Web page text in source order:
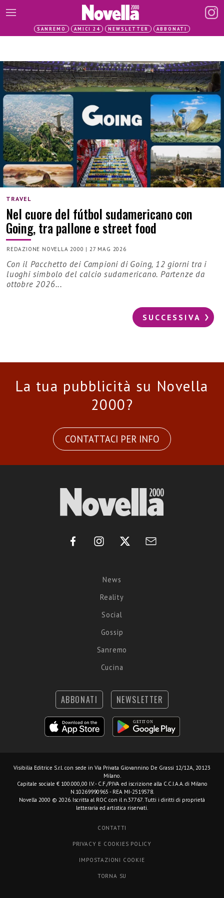
SANREMO AMICI 24 NEWSLETTER ABBONATI
TRAVEL
Nel cuore del fútbol sudamericano con
Going, tra pallone e street food
REDAZIONE NOVELLA 2000 |27 MAG 2026
Con il Pacchetto dei Campioni di Going, 12 giorni tra i
luoghi simbolo del calcio sudamericano. Partenze da
ottobre 2026...
SUCCESSIVA
La tua pubblicità su Novella
2000?
CONTATTACI PER INFO
News
Reality
Social
Gossip
Sanremo
Cucina
ABBONATI NEWSLETTER
Visibilia Editrice S.r.l. con sede in Via Privata Giovannino De Grassi 12/12A, 20123
Milano.
Capitale sociale € 100.000,00 I.V. - C.F./P.IVA ed iscrizione alla C.C.I.A.A. di Milano
N.10269990965 - REA MI-2519578.
Novella 2000 © 2026. Iscritta al ROC con il n.37767. Tutti i diritti di proprietà
letteraria ed artistica riservati.
CONTATTI
PRIVACY E COOKIES POLICY
IMPOSTAZIONI COOKIE
TORNA SU